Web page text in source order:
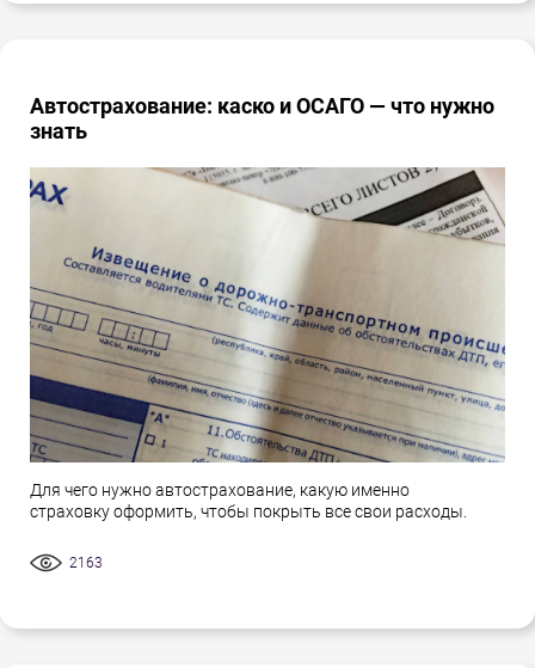
Автострахование: каско и ОСАГО — что нужно
знать
Для чего нужно автострахование, какую именно
страховку оформить, чтобы покрыть все свои расходы.
2163